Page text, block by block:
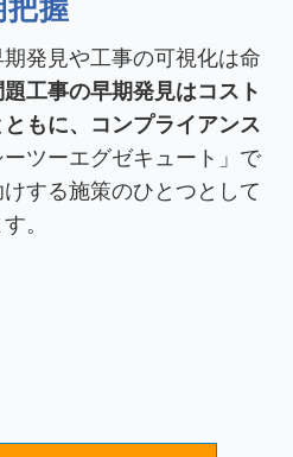
把握
発見や工事の可視化は命
題工事の早期発見はコスト
もに、コンプライアンス
ーツーエグゼキュート」で
する施策のひとつとして
。